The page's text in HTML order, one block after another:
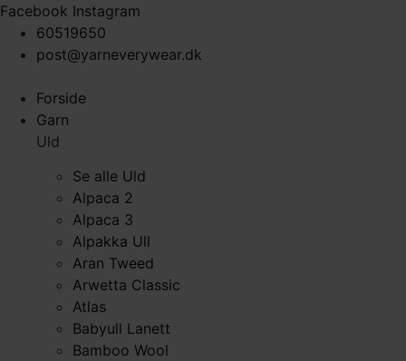
Videre
indhold
Facebook Instagram
60519650
post@yarneverywear.dk
Forside
Garn
Uld
Se alle Uld
Alpaca 2
Alpaca 3
Alpakka Ull
Aran Tweed
Arwetta Classic
Atlas
Babyull Lanett
Bamboo Wool